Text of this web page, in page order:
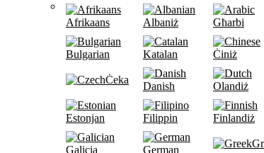
Afrikaans Albaniż Għarbi
Bulgarian Katalan Ċiniż
Ċeka
Danish Olandiż
Estonjan Filippin Finlandiż
Galicia German